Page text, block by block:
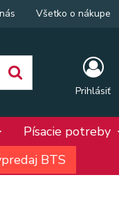
Prihlásiť
Všetko o nákupe
Písacie potreby
BTS